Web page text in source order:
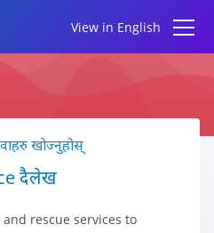
View in English
खोज्नुहोस्
दैलेख
rescue services to